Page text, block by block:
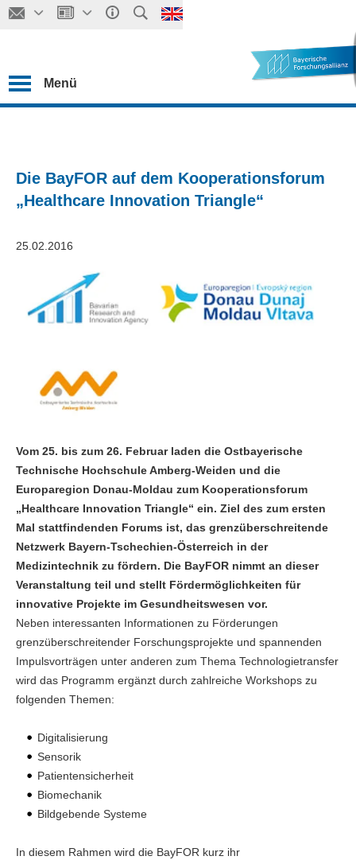
Menü
Die BayFOR auf dem Kooperationsforum
„Healthcare Innovation Triangle“
25.02.2016
Vom 25. bis zum 26. Februar laden die Ostbayerische
Technische Hochschule Amberg-Weiden und die
Europaregion Donau-Moldau zum Kooperationsforum
„Healthcare Innovation Triangle“ ein. Ziel des zum ersten
Mal stattfindenden Forums ist, das grenzüberschreitende
Netzwerk Bayern-Tschechien-Österreich in der
Medizintechnik zu fördern. Die BayFOR nimmt an dieser
Veranstaltung teil und stellt Fördermöglichkeiten für
innovative Projekte im Gesundheitswesen vor.
Neben interessanten Informationen zu Förderungen
grenzüberschreitender Forschungsprojekte und spannenden
Impulsvorträgen unter anderen zum Thema Technologietransfer
wird das Programm ergänzt durch zahlreiche Workshops zu
folgenden Themen:
Digitalisierung
Sensorik
Patientensicherheit
Biomechanik
Bildgebende Systeme
In diesem Rahmen wird die BayFOR kurz ihr